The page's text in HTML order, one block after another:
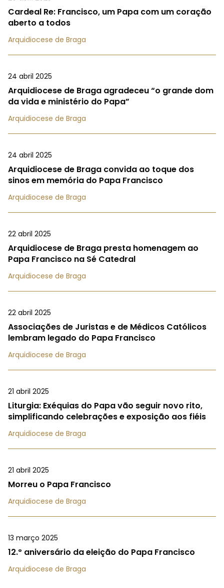
Cardeal Re: Francisco, um Papa com um coração
aberto a todos
Arquidiocese de Braga
24 abril 2025
Arquidiocese de Braga agradeceu “o grande dom
da vida e ministério do Papa”
Arquidiocese de Braga
24 abril 2025
Arquidiocese de Braga convida ao toque dos
sinos em memória do Papa Francisco
Arquidiocese de Braga
22 abril 2025
Arquidiocese de Braga presta homenagem ao
Papa Francisco na Sé Catedral
Arquidiocese de Braga
22 abril 2025
Associações de Juristas e de Médicos Católicos
lembram legado do Papa Francisco
Arquidiocese de Braga
21 abril 2025
Liturgia: Exéquias do Papa vão seguir novo rito,
simplificando celebrações e exposição aos fiéis
Arquidiocese de Braga
21 abril 2025
Morreu o Papa Francisco
Arquidiocese de Braga
13 março 2025
12.º aniversário da eleição do Papa Francisco
Arquidiocese de Braga